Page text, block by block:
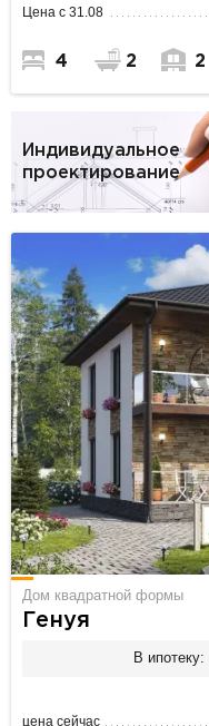
Цена с 31.08
4 2 2
Индивидуальное
проектирование
Дом квадратной формы
Генуя
В ипотеку:
цена сейчас